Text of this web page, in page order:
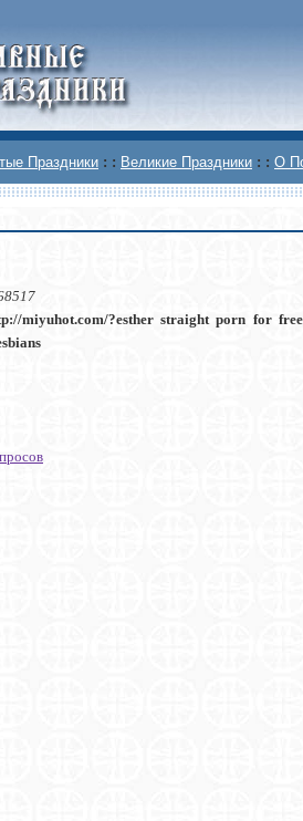
Праздники : : Великие Праздники : : О
miyuhot.com/?esther straight porn for